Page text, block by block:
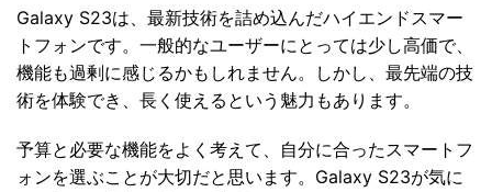
Galaxy S23は、最新技術を詰め込んだハイエンドスマー
トフォンです。一般的なユーザーにとっては少し高価で、
機能も過剰に感じるかもしれません。しかし、最先端の技
術を体験でき、長く使えるという魅力もあります。
予算と必要な機能をよく考えて、自分に合ったスマートフ
ォンを選ぶことが大切だと思います。Galaxy S23が気に